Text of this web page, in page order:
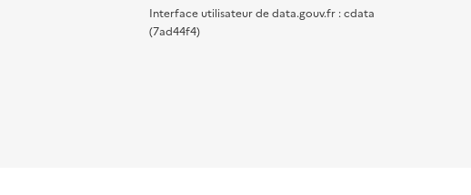
Interface utilisateur de data.gouv.fr : cdata
(7ad44f4)